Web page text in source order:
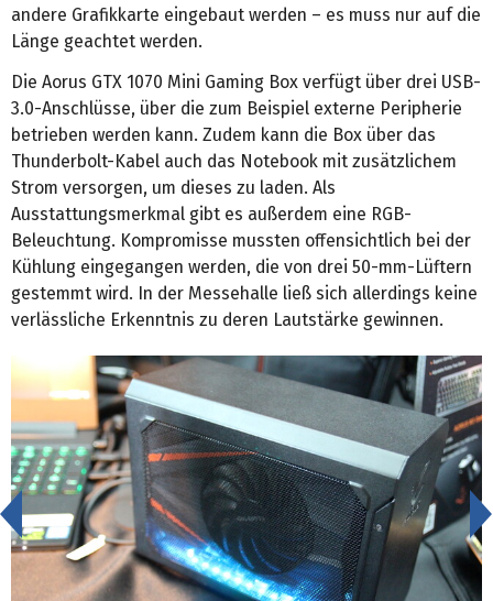
andere Grafikkarte eingebaut werden – es muss nur auf die
Länge geachtet werden.
Die Aorus GTX 1070 Mini Gaming Box verfügt über drei USB-
3.0-Anschlüsse, über die zum Beispiel externe Peripherie
betrieben werden kann. Zudem kann die Box über das
Thunderbolt-Kabel auch das Notebook mit zusätzlichem
Strom versorgen, um dieses zu laden. Als
Ausstattungsmerkmal gibt es außerdem eine RGB-
Beleuchtung. Kompromisse mussten offensichtlich bei der
Kühlung eingegangen werden, die von drei 50-mm-Lüftern
gestemmt wird. In der Messehalle ließ sich allerdings keine
verlässliche Erkenntnis zu deren Lautstärke gewinnen.
<